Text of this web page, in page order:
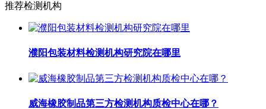
推荐检测机构
濮阳包装材料检测机构研究院在哪里
威海橡胶制品第三方检测机构质检中心在哪？